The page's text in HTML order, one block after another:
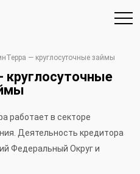
— круглосуточные займы
работает в секторе
Деятельность кредитора
Федеральный Округ и